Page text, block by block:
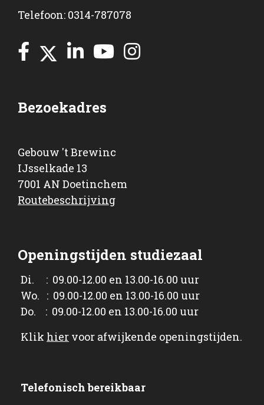
Telefoon: 0314-787078
Bezoekadres
Gebouw 't Brewinc
IJsselkade 13
7001 AN Doetinchem
Routebeschrijving
Openingstijden studiezaal
Di. : 09.00-12.00 en 13.00-16.00 uur
Wo. : 09.00-12.00 en 13.00-16.00 uur
Do. : 09.00-12.00 en 13.00-16.00 uur
Klik hier voor afwijkende openingstijden.
Telefonisch bereikbaar